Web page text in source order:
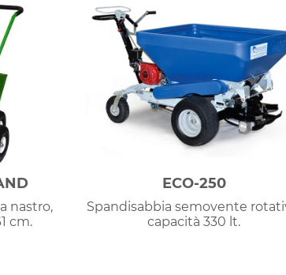
nastro,
cm.
ECO-250
Spandisabbia semovente
capacità 330 lt.